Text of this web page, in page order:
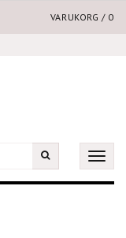
VARUKORG / 0
Toggle